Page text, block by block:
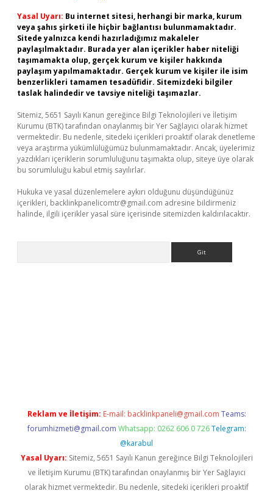
Yasal Uyarı: Bu internet sitesi, herhangi bir marka, kurum
veya şahıs şirketi ile hiçbir bağlantısı bulunmamaktadır.
Sitede yalnızca kendi hazırladığımız makaleler
paylaşılmaktadır. Burada yer alan içerikler haber niteliği
taşımamakta olup, gerçek kurum ve kişiler hakkında
paylaşım yapılmamaktadır. Gerçek kurum ve kişiler ile isim
benzerlikleri tamamen tesadüfidir. Sitemizdeki bilgiler
taslak halindedir ve tavsiye niteliği taşımazlar.
Sitemiz, 5651 Sayılı Kanun gereğince Bilgi Teknolojileri ve İletişim
Kurumu (BTK) tarafından onaylanmış bir Yer Sağlayıcı olarak hizmet
vermektedir. Bu nedenle, sitedeki içerikleri proaktif olarak denetleme
veya araştırma yükümlülüğümüz bulunmamaktadır. Ancak, üyelerimiz
yazdıkları içeriklerin sorumluluğunu taşımakta olup, siteye üye olarak
bu sorumluluğu kabul etmiş sayılırlar.
Hukuka ve yasal düzenlemelere aykırı olduğunu düşündüğünüz
içerikleri, backlinkpanelicomtr@gmail.com adresine bildirmeniz
halinde, ilgili içerikler yasal süre içerisinde sitemizden kaldırılacaktır.
Reklam ve İletişim: E-mail: backlinkpaneli@gmail.com Teams:
forumhizmeti@gmail.com Whatsapp: 0262 606 0 726 Telegram:
@karabul
Yasal Uyarı: Sitemiz, 5651 Sayılı Kanun gereğince Bilgi Teknolojileri
ve İletişim Kurumu (BTK) tarafından onaylanmış bir Yer Sağlayıcı
olarak hizmet vermektedir. Bu nedenle, sitedeki içerikleri proaktif